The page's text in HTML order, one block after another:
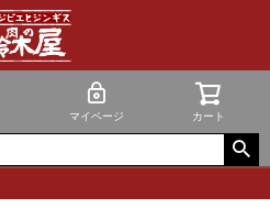
マイページ カート